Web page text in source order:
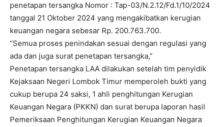
penetapan tersangka Nomor : Tap-03/N.2.12/Fd.1/10/2024
tanggal 21 Oktober 2024 yang mengakibatkan kerugian
keuangan negara sebesar Rp. 200.763.700.
“Semua proses penindakan sesuai dengan regulasi yang
ada dan juga surat penetapan tersangka,”
Penetapan tersangka LAA dilakukan setelah tim penyidik
Kejaksaan Negeri Lombok Timur memperoleh bukti yang
cukup berupa 24 saksi, 1 ahli penghitungan Kerugian
Keuangan Negara (PKKN) dan surat berupa laporan hasil
Pemeriksaan Penghitungan Kerugian Keuangan Negara